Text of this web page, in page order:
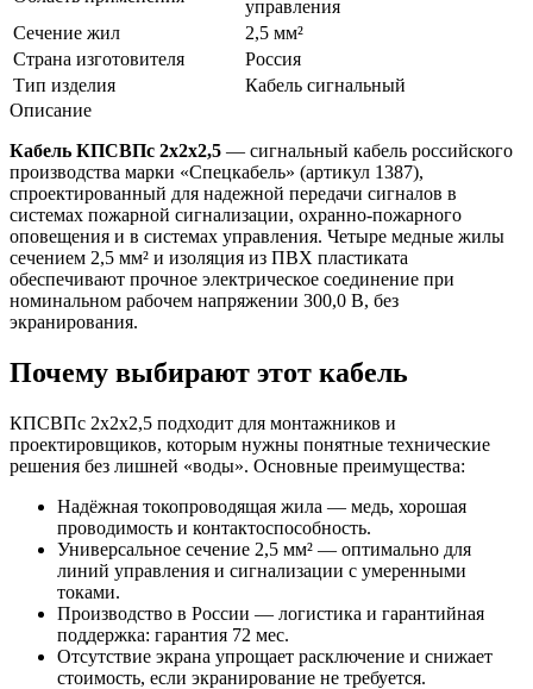
управления
Сечение жил
2,5 мм²
Страна изготовителя
Россия
Тип изделия
Кабель сигнальный
Описание
Кабель КПСВПс 2х2х2,5 — сигнальный кабель российского
производства марки «Спецкабель» (артикул 1387),
спроектированный для надежной передачи сигналов в
системах пожарной сигнализации, охранно-пожарного
оповещения и в системах управления. Четыре медные жилы
сечением 2,5 мм² и изоляция из ПВХ пластиката
обеспечивают прочное электрическое соединение при
номинальном рабочем напряжении 300,0 В, без
экранирования.
Почему выбирают этот кабель
КПСВПс 2х2х2,5 подходит для монтажников и
проектировщиков, которым нужны понятные технические
решения без лишней «воды». Основные преимущества:
Надёжная токопроводящая жила — медь, хорошая
проводимость и контактоспособность.
Универсальное сечение 2,5 мм² — оптимально для
линий управления и сигнализации с умеренными
токами.
Производство в России — логистика и гарантийная
поддержка: гарантия 72 мес.
Отсутствие экрана упрощает расключение и снижает
стоимость, если экранирование не требуется.